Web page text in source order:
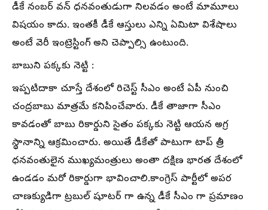
డీకే నంబర్ వన్ ధనవంతుడుగా నిలవడం అంటే మామూలు
విషయం కాదు. ఇంతకీ డీకే ఆస్తులు ఎన్ని ఏమిటా విశేషాలు
అంటే వెరీ ఇంట్రెస్టింగ్ అని చెప్పాల్సి ఉంటుంది.
బాబుని పక్కకు నెట్టి :
ఇప్పటిదాకా చూస్తే దేశంలో రిచెస్ట్ సీఎం అంటే ఏపీ నుంచి
చంద్రబాబు మాత్రమే కనిపించేవారు. డీకే తాజాగా సీఎం
కావడంతో బాబు రికార్డుని సైతం పక్కకు నెట్టి ఆయన అగ్ర
స్థానాన్ని ఆక్రమించారు. అయితే డీకేతో పాటుగా టాప్ త్రీ
ధనవంతులైన ముఖ్యమంత్రులు అంతా దక్షిణ భారత దేశంలో
ఉండడం మరో రికార్డుగా భావించాలి.కాంగ్రెస్ పార్టీలో అపర
చాణక్యుడిగా ట్రబుల్ షూటర్ గా ఉన్న డీకే సీఎం గా ప్రమాణం